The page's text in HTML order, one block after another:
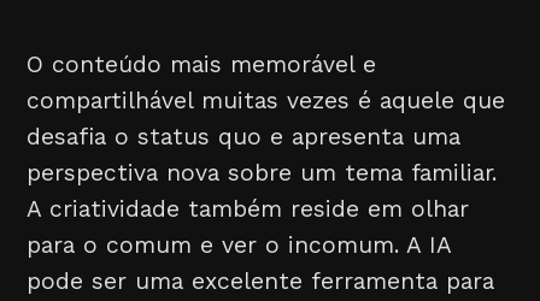
O conteúdo mais memorável e
compartilhável muitas vezes é aquele que
desafia o status quo e apresenta uma
perspectiva nova sobre um tema familiar.
A criatividade também reside em olhar
para o comum e ver o incomum. A IA
pode ser uma excelente ferramenta para